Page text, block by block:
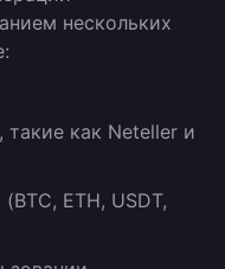
нескольких
такие как Neteller и
ETH, USDT,